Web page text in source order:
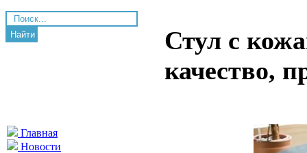
Найти
Главная
Новости
Стул с
качество,